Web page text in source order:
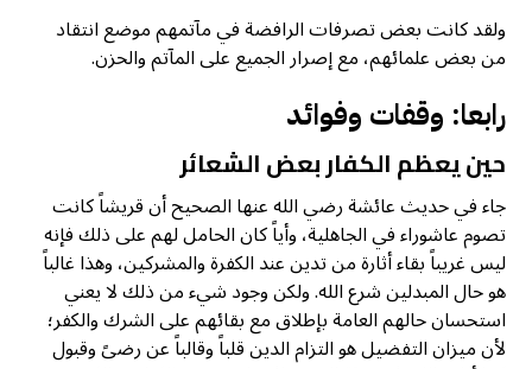
ولقد كانت بعض تصرفات الرافضة في مآتمهم موضع انتقاد
من بعض علمائهم، مع إصرار الجميع على المآتم والحزن.
رابعا: وقفات وفوائد
حين يعظم الكفار بعض الشعائر
جاء في حديث عائشة رضي الله عنها الصحيح أن قريشاً كانت
تصوم عاشوراء في الجاهلية، وأياً كان الحامل لهم على ذلك فإنه
ليس غريباً بقاء أثارة من تدين عند الكفرة والمشركين، وهذا غالباً
هو حال المبدلين شرع الله. ولكن وجود شيء من ذلك لا يعني
استحسان حالهم العامة بإطلاق مع بقائهم على الشرك والكفر؛
لأن ميزان التفضيل هو التزام الدين قلباً وقالباً عن رضىً وقبول